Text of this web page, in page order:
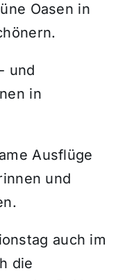
Oasen in
und
in
Ausflüge
und
auch im
die